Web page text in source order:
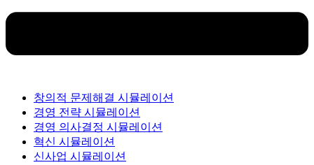
창의적 문제해결 시뮬레이션
경영 전략 시뮬레이션
경영 의사결정 시뮬레이션
혁신 시뮬레이션
신사업 시뮬레이션